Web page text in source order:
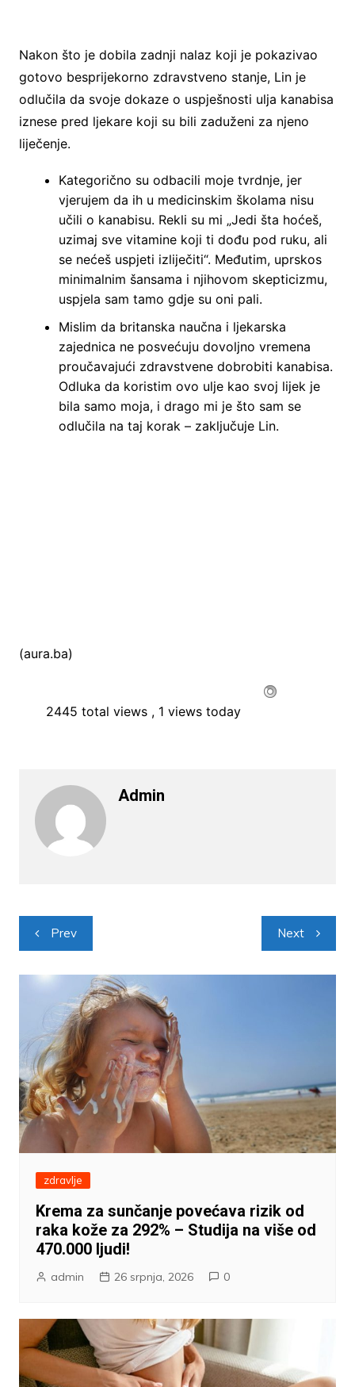
Nakon što je dobila zadnji nalaz koji je pokazivao
gotovo besprijekorno zdravstveno stanje, Lin je
odlučila da svoje dokaze o uspješnosti ulja kanabisa
iznese pred ljekare koji su bili zaduženi za njeno
liječenje.
Kategorično su odbacili moje tvrdnje, jer
vjerujem da ih u medicinskim školama nisu
učili o kanabisu. Rekli su mi „Jedi šta hoćeš,
uzimaj sve vitamine koji ti dođu pod ruku, ali
se nećeš uspjeti izliječiti“. Međutim, uprskos
minimalnim šansama i njihovom skepticizmu,
uspjela sam tamo gdje su oni pali.
Mislim da britanska naučna i ljekarska
zajednica ne posvećuju dovoljno vremena
proučavajući zdravstvene dobrobiti kanabisa.
Odluka da koristim ovo ulje kao svoj lijek je
bila samo moja, i drago mi je što sam se
odlučila na taj korak – zaključuje Lin.
(aura.ba)
2445 total views , 1 views today
Admin
Navigacija
objava
Prev Next
zdravlje
Krema za sunčanje povećava rizik od
raka kože za 292% – Studija na više od
470.000 ljudi!
admin 26 srpnja, 2026 0